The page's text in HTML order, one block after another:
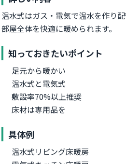
温水式はガス・電気で温水を作り
部屋全体を快適に暖められます。
知っておきたいポイント
足元から暖かい
温水式と電気式
敷設率70%以上推奨
床材は専用品を
具体例
温水式リビング床暖房